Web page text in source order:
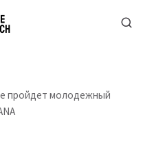
пройдет молодежный